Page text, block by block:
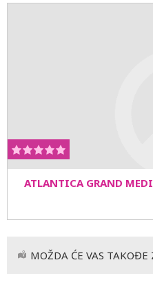
ATLANTICA GRAND
MOŽDA ĆE VAS